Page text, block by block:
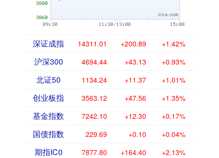
深证成指 14311.01 +200.89 +1.42%
沪深300 4694.44 +43.13 +0.93%
北证50 1134.24 +11.37 +1.01%
创业板指 3563.12 +47.56 +1.35%
基金指数 7242.10 +12.30 +0.17%
国债指数 229.69 +0.10 +0.04%
期指IC0 7877.80 +164.40 +2.13%